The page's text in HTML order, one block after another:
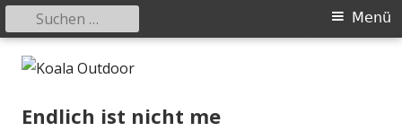
SpringeKoala Outdoor
Hier ist eine Übersicht meiner Wander- und Trekkingtouren
Primäres
Menü
Menü
Suchen
nach:
Endlich ist nicht me